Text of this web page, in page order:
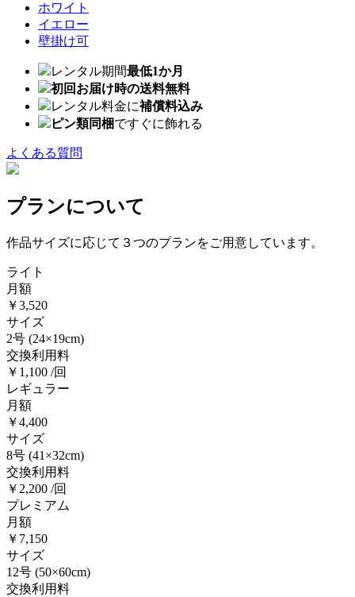
ホワイト
イエロー
壁掛け可
レンタル期間最低1か月
初回お届け時の送料無料
レンタル料金に補償料込み
ピン類同梱ですぐに飾れる
よくある質問
プランについて
作品サイズに応じて３つのプランをご用意しています。
ライト
月額
￥3,520
サイズ
2号 (24×19cm)
交換利用料
￥1,100 /回
レギュラー
月額
￥4,400
サイズ
8号 (41×32cm)
交換利用料
￥2,200 /回
プレミアム
月額
￥7,150
サイズ
12号 (50×60cm)
交換利用料